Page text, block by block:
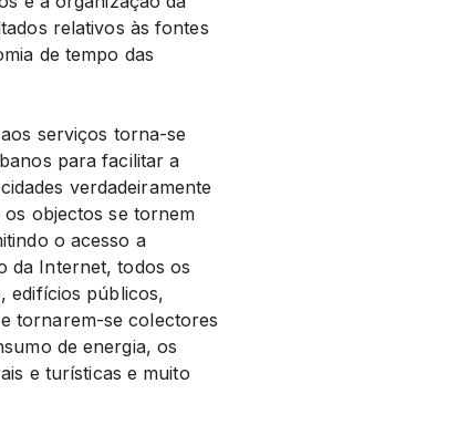
relativos às fontes
de tempo das
serviços torna-se
para facilitar a
verdadeiramente
os objectos se tornem
o acesso a
da Internet, todos os
edifícios públicos,
tornarem-se colectores
de energia, os
e turísticas e muito